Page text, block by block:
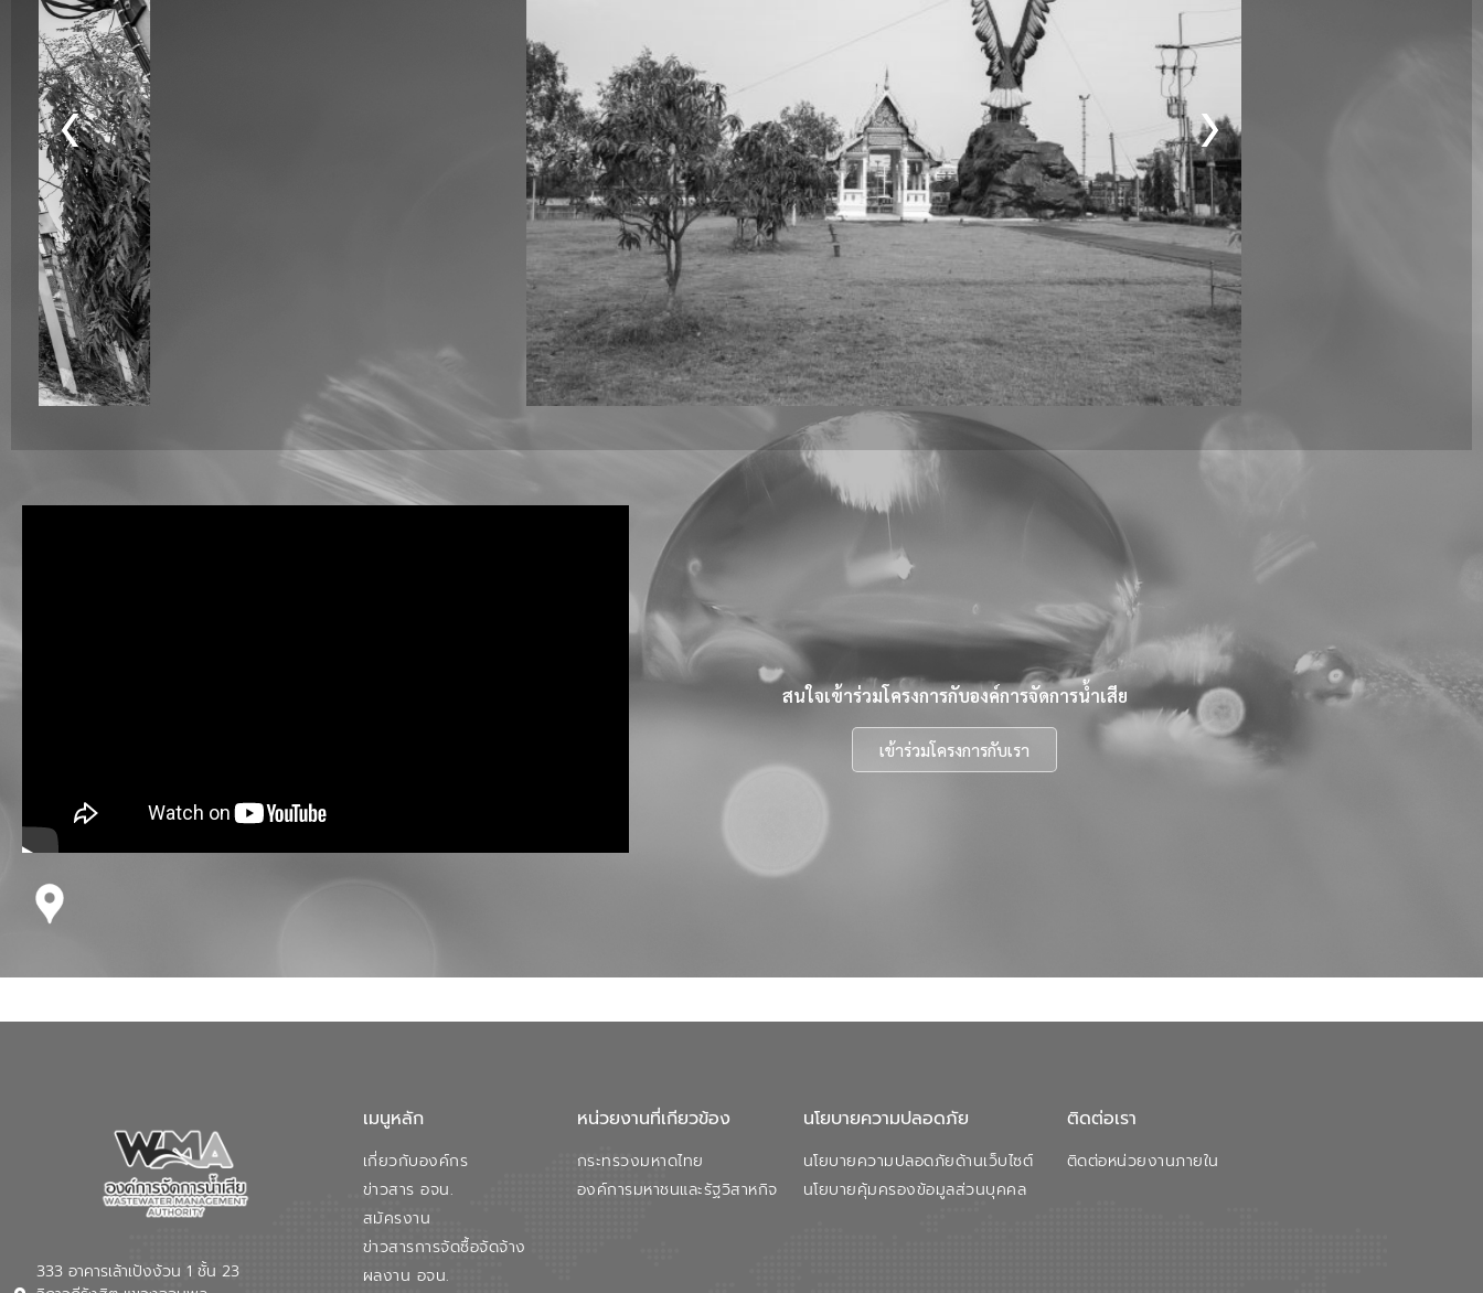
สนใจเข้าร่วมโครงการกับองค์การจัดการน้ำเสีย
เข้าร่วมโครงการกับเรา
333 อาคารเล้าเป้งง้วน 1 ชั้น 23
เมนูหลัก
เกี่ยวกับองค์กร
ข่าวสาร อจน.
สมัครงาน
ข่าวสารการจัดซื้อจัดจ้าง
ผลงาน อจน.
หน่วยงานที่เกียวข้อง
กระทรวงมหาดไทย
องค์การมหาชนและรัฐวิสาหกิจ
นโยบายความปลอดภัย
นโยบายความปลอดภัยด้านเว็บไซต์
นโยบายคุ้มครองข้อมูลส่วนบุคคล
ติดต่อเรา
ติดต่อหน่วยงานภายใน